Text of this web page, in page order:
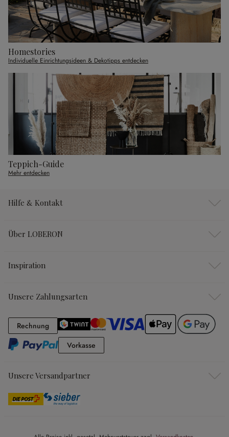
Homestories
Individuelle Einrichtungsideen & Dekotipps entdecken
Teppich-Guide
Mehr entdecken
Hilfe & Kontakt
Über LOBERON
Inspiration
Unsere Zahlungsarten
RechnungRechnung
Vorkasse
Unsere Versandpartner